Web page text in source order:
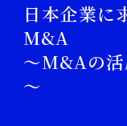
日本企業に
M&A
～M&Aの
～